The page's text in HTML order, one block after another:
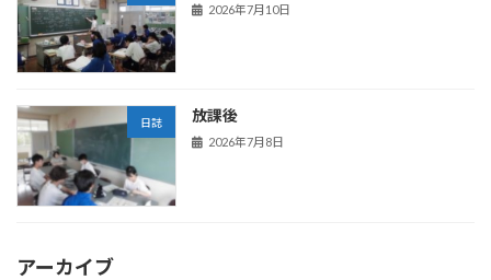
2026年7月10日
日誌 放課後
2026年7月8日
アーカイブ